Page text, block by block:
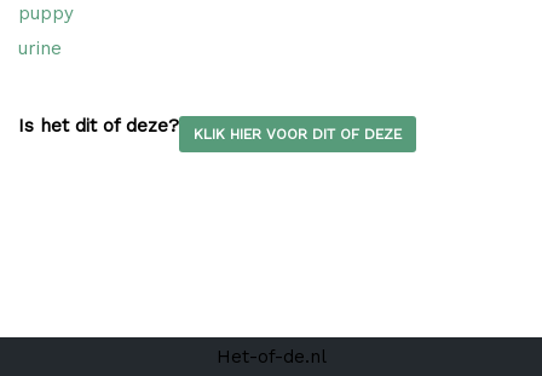
puppy
urine
Is het dit of deze? KLIK HIER VOOR DIT OF DEZE
Het-of-de.nl